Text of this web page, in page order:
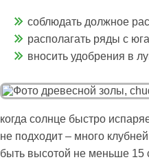
соблюдать должное
располагать ряды с
вносить удобрения в
когда солнце быстро
не подходит – много
быть высотой не меньше 15